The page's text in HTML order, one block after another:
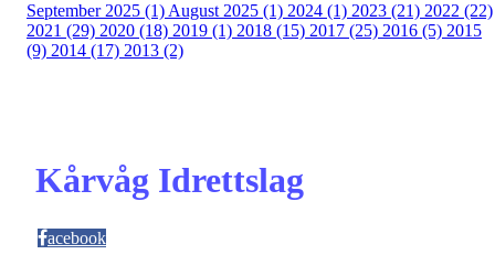
September 2025 (1)August 2025 (1) 2024 (1) 2023 (21) 2022 (22)
2021 (29) 2020 (18) 2019 (1) 2018 (15) 2017 (25) 2016 (5) 2015
(9) 2014 (17) 2013 (2)
Kårvåg Idrettslag
acebook